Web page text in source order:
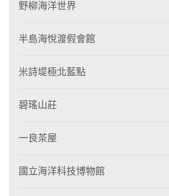
野柳海洋世界
半島海悅渡假會館
米詩堤極北藍點
碧瑤山莊
一良茶屋
國立海洋科技博物館